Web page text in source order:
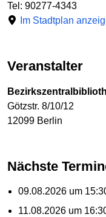
Tel: 90277-4343
Im Stadtplan
Veranstalter
Götzstr. 8/10/12
12099 Berlin
Nächste
09.08.2026 um
11.08.2026 um